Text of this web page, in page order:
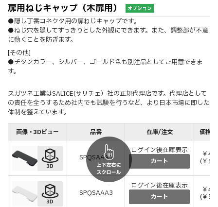
扉用ねじキャップ（木扉用） オプション
●隠し丁番コネクタ用の扉ねじキャップです。
●ねじ穴を隠してすっきりとした外観にできます。また、調整部が不意
に動くことを防ぎます。
[その他]
●チタンカラー、シルバー、ゴールド色も別注品としてご用意できま
す。
スガツネ工業はSALICE(サリチェ）社の正規代理店です。代理店として
の責任を全うするため社内でも試験を行うなど、より日本市場に即した
体制を整えています。
画像・3Dビュー 品番 在庫/注文 価格(
SPQSAAA1
ログイン後在庫表示
カート
￥
(￥
SPQSAAA3
ログイン後在庫表示
カート
￥
(￥